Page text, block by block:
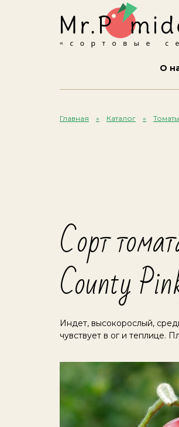
О
Главная Каталог Томаты
Сорт
County
Индет, высокорослый,
чувствует в ог и теплице.